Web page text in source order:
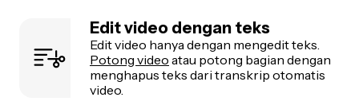
Edit video dengan teks
Edit video hanya dengan mengedit teks.
Potong video atau potong bagian dengan
menghapus teks dari transkrip otomatis
video.